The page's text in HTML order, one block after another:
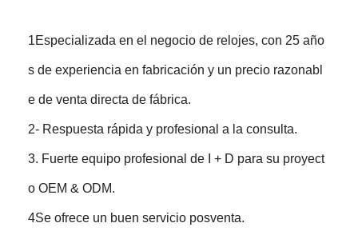
1Especializada en el negocio de relojes, con 25 año
s de experiencia en fabricación y un precio razonabl
e de venta directa de fábrica.
2- Respuesta rápida y profesional a la consulta.
3. Fuerte equipo profesional de I + D para su proyect
o OEM & ODM.
4Se ofrece un buen servicio posventa.